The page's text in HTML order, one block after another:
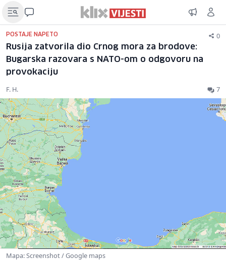
POSTAJE NAPETO 0
Rusija zatvorila dio Crnog mora za brodove:
Bugarska razovara s NATO-om o odgovoru na
provokaciju
F. H. 7
Mapa: Screenshot / Google maps